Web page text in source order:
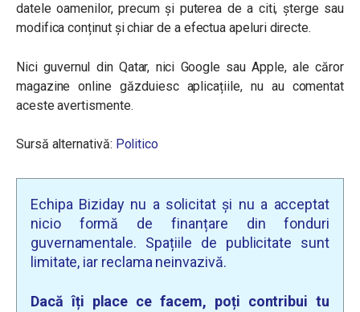
datele oamenilor, precum și puterea de a citi, șterge sau
modifica conținut și chiar de a efectua apeluri directe.
Nici guvernul din Qatar, nici Google sau Apple, ale căror
magazine online găzduiesc aplicațiile, nu au comentat
aceste avertismente.
Sursă alternativă: Politico
Echipa Biziday nu a solicitat și nu a acceptat
nicio formă de finanțare din fonduri
guvernamentale. Spațiile de publicitate sunt
limitate, iar reclama neinvazivă.
Dacă îți place ce facem, poți contribui tu